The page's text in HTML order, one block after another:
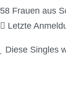
58 Frauen aus
Letzte
Diese Singles